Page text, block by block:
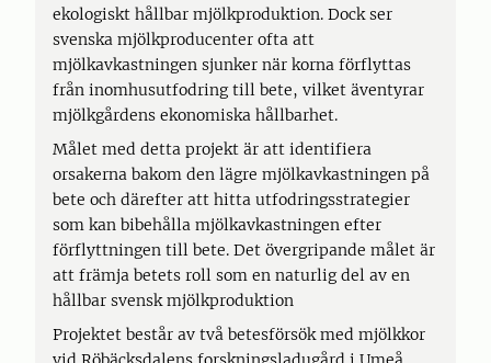
ekologiskt hållbar mjölkproduktion. Dock ser
svenska mjölkproducenter ofta att
mjölkavkastningen sjunker när korna förflyttas
från inomhusutfodring till bete, vilket äventyrar
mjölkgårdens ekonomiska hållbarhet.
Målet med detta projekt är att identifiera
orsakerna bakom den lägre mjölkavkastningen på
bete och därefter att hitta utfodringsstrategier
som kan bibehålla mjölkavkastningen efter
förflyttningen till bete. Det övergripande målet är
att främja betets roll som en naturlig del av en
hållbar svensk mjölkproduktion
Projektet består av två betesförsök med mjölkkor